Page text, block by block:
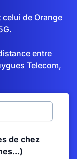
celui de Orange
entre
Telecom,
de chez